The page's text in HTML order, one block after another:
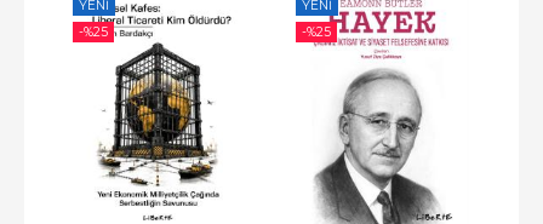
YENI
-%25
YENI
-%25